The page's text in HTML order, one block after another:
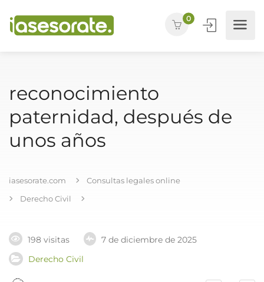
0
reconocimiento
paternidad, después de
unos años
iasesorate.com
Consultas legales online
Derecho Civil
198 visitas
7 de diciembre de 2025
Derecho Civil